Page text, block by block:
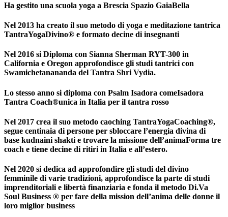
Ha gestito una scuola yoga a Brescia Spazio GaiaBella
Nel 2013 ha creato il suo metodo di yoga e meditazione tantrica
TantraYogaDivino® e formato decine di insegnanti
Nel 2016 si Diploma con Sianna Sherman RYT-300 in
California e Oregon approfondisce gli studi tantrici con
Swamichetanananda del Tantra Shri Vydia.
Lo stesso anno si diploma con Psalm Isadora comeIsadora
Tantra Coach®unica in Italia per il tantra rosso
Nel 2017 crea il suo metodo caoching TantraYogaCoaching®,
segue centinaia di persone per sbloccare l’energia divina di
base kudnaini shakti e trovare la missione dell’animaForma tre
coach e tiene decine di ritiri in Italia e all’estero.
Nel 2020 si dedica ad approfondire gli studi del divino
femminile di varie tradizioni, approfondisce la parte di studi
imprenditoriali e libertà finanziaria e fonda il metodo Di.Va
Soul Business ® per fare della mission dell’anima delle donne il
loro miglior business